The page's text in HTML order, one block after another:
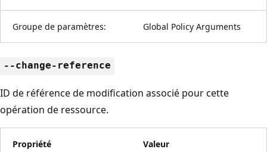
Groupe de paramètres: Global Policy Arguments
--change-reference
ID de référence de modification associé pour cette
opération de ressource.
Propriété Valeur